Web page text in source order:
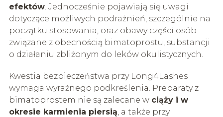
efektów. Jednocześnie pojawiają się uwagi
dotyczące możliwych podrażnień, szczególnie na
początku stosowania, oraz obawy części osób
związane z obecnością bimatoprostu, substancji
o działaniu zbliżonym do leków okulistycznych.
Kwestia bezpieczeństwa przy Long4Lashes
wymaga wyraźnego podkreślenia. Preparaty z
bimatoprostem nie są zalecane w ciąży i w
okresie karmienia piersią , a także przy